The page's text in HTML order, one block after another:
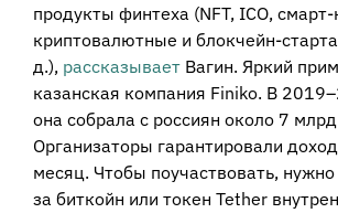
продукты финтеха (NFT, ICO,
криптовалютные и блокчейн-
д.), рассказываетВагин. Яркий
казанская компания Finiko. В
она собрала с россиян около 7
Организаторы гарантировали
месяц. Чтобы поучаствовать,
за биткойн или токен Tether